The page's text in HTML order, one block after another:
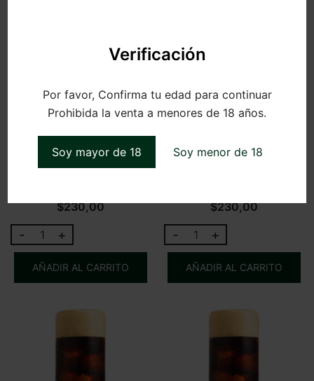
Verificación
Por favor, Confirma tu edad para continuar
Prohibida la venta a menores de 18 años.
Soy mayor de 18 Soy menor de 18
Patricia Gluten Free 330
$230,00
-
Patricia
Gluten
Free
+
AÑADIR AL CARRITO
$230,00
-
Stella
0.0%
(sin
330c.c
+
AÑADIR AL CARRITO